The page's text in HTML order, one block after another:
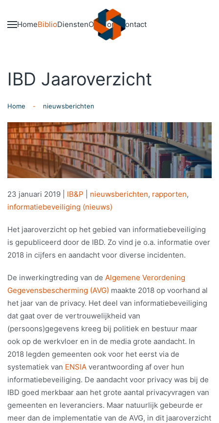
Skip to main content
HomeBiblioDienstenOver onsContact
IBD Jaaroverzicht
Home nieuwsberichten
23 januari 2019 IB&P nieuwsberichten, rapporten,
informatiebeveiliging (nieuws)
Het jaaroverzicht op het gebied van informatiebeveiliging
is gepubliceerd door de IBD. Zo vind je o.a. informatie over
2018 in cijfers en aandacht voor diverse incidenten.
De inwerkingtreding van de Algemene Verordening
Gegevensbescherming (AVG) maakte 2018 op voorhand al
het jaar van de privacy. Het deel van informatiebeveiliging
dat gaat over de vertrouwelijkheid van
(persoons)gegevens kreeg bij politiek en bestuur maar
ook op de werkvloer en in de media grote aandacht. In
2018 legden gemeenten ook voor het eerst via de
systematiek van ENSIA verantwoording af over hun
informatiebeveiliging. De aandacht voor privacy was bij de
IBD goed merkbaar aan het grote aantal privacyvragen van
gemeenten en leveranciers. Maar natuurlijk gebeurde er
meer dan de implementatie van de AVG, in dit jaaroverzicht